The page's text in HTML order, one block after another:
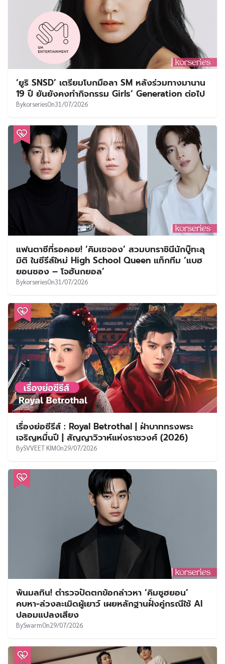
‘ยูริ SNSD’ เตรียมโบกมือลา SM หลังร่วมทางมานาน
19 ปี ยันยังคงทำกิจกรรม Girls’ Generation ต่อไป
BykorseriesOn31/07/2026
แฟนตาซีที่รอคอย! ‘คิมเซจอง’ สวมบทราชินีนักบู๊ทะลุ
มิติ ในซีรีส์ใหม่ High School Queen แท็กทีม ‘แบฮ
ยอนซอง – โจฮันกยอล’
BykorseriesOn31/07/2026
เรื่องย่อซีรีส์ : Royal Betrothal | ฝ่าบาททรงพระ
เจริญหมื่นปี | สัญญาวิวาห์แห่งราชวงศ์ (2026)
BySVVEET KIMOn29/07/2026
พ้นมลทิน! ตำรวจปัดตกข้อกล่าวหา ‘คิมซูฮยอน’
คบหา-ล่วงละเมิดผู้เยาว์ เผยหลักฐานฝั่งคู่กรณีใช้ AI
ปลอมแปลงเสียง
BySwarmOn29/07/2026